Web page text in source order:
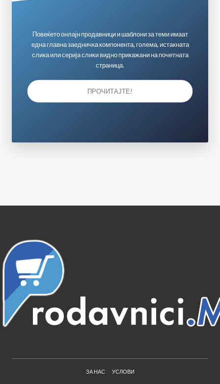
Повеќето онлајн продавници и шаблони за теми имаат
една главна заедничка компонента, голема, истакната
слика или серија слики видно прикажани на почетната
страница.
ПРОЧИТАЈТЕ!
ЗА НАС УСЛОВИ